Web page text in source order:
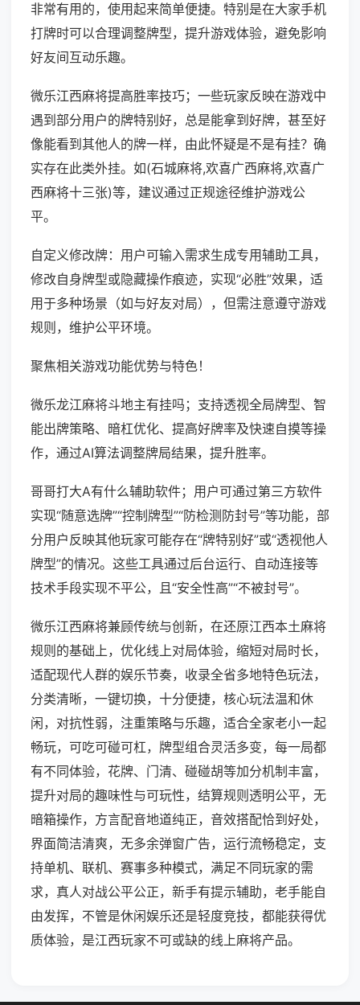
非常有用的，使用起来简单便捷。特别是在大家手机
打牌时可以合理调整牌型，提升游戏体验，避免影响
好友间互动乐趣。
微乐江西麻将提高胜率技巧；一些玩家反映在游戏中
遇到部分用户的牌特别好，总是能拿到好牌，甚至好
像能看到其他人的牌一样，由此怀疑是不是有挂？确
实存在此类外挂。如(石城麻将,欢喜广西麻将,欢喜广
西麻将十三张)等，建议通过正规途径维护游戏公
平。
自定义修改牌：用户可输入需求生成专用辅助工具，
修改自身牌型或隐藏操作痕迹，实现“必胜”效果，适
用于多种场景（如与好友对局），但需注意遵守游戏
规则，维护公平环境。
聚焦相关游戏功能优势与特色！
微乐龙江麻将斗地主有挂吗；支持透视全局牌型、智
能出牌策略、暗杠优化、提高好牌率及快速自摸等操
作，通过AI算法调整牌局结果，提升胜率。
哥哥打大A有什么辅助软件；用户可通过第三方软件
实现“随意选牌”“控制牌型”“防检测防封号”等功能，部
分用户反映其他玩家可能存在“牌特别好”或“透视他人
牌型”的情况。这些工具通过后台运行、自动连接等
技术手段实现不平公，且“安全性高”“不被封号”。
微乐江西麻将兼顾传统与创新，在还原江西本土麻将
规则的基础上，优化线上对局体验，缩短对局时长，
适配现代人群的娱乐节奏，收录全省多地特色玩法，
分类清晰，一键切换，十分便捷，核心玩法温和休
闲，对抗性弱，注重策略与乐趣，适合全家老小一起
畅玩，可吃可碰可杠，牌型组合灵活多变，每一局都
有不同体验，花牌、门清、碰碰胡等加分机制丰富，
提升对局的趣味性与可玩性，结算规则透明公平，无
暗箱操作，方言配音地道纯正，音效搭配恰到好处，
界面简洁清爽，无多余弹窗广告，运行流畅稳定，支
持单机、联机、赛事多种模式，满足不同玩家的需
求，真人对战公平公正，新手有提示辅助，老手能自
由发挥，不管是休闲娱乐还是轻度竞技，都能获得优
质体验，是江西玩家不可或缺的线上麻将产品。